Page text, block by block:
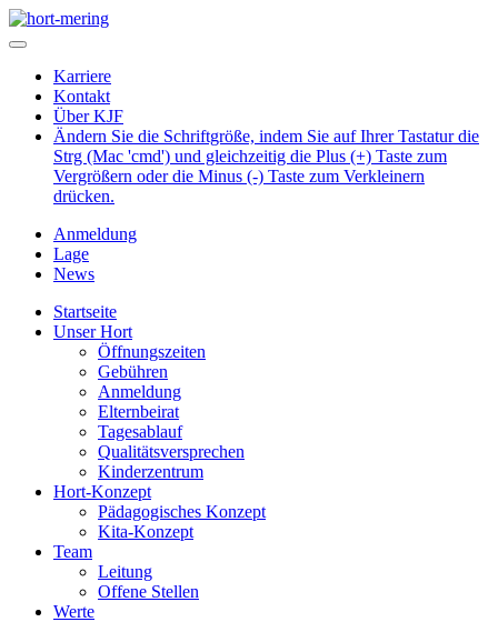
Karriere
Kontakt
Über KJF
Ändern Sie die Schriftgröße, indem Sie auf Ihrer Tastatur die
Strg (Mac 'cmd') und gleichzeitig die Plus (+) Taste zum
Vergrößern oder die Minus (-) Taste zum Verkleinern
drücken.
Anmeldung
Lage
News
Startseite
Unser Hort
Öffnungszeiten
Gebühren
Anmeldung
Elternbeirat
Tagesablauf
Qualitätsversprechen
Kinderzentrum
Hort-Konzept
Pädagogisches Konzept
Kita-Konzept
Team
Leitung
Offene Stellen
Werte